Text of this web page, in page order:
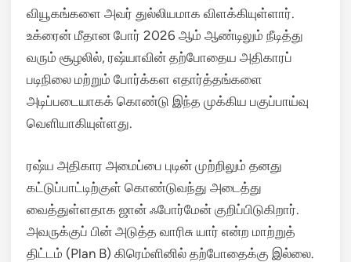
வியூகங்களை அவர் துல்லியமாக விளக்கியுள்ளார்.
உக்ரைன் மீதான போர் 2026 ஆம் ஆண்டிலும் நீடித்து
வரும் சூழலில், ரஷ்யாவின் தற்போதைய அதிகாரப்
படிநிலை மற்றும் போர்க்கள எதார்த்தங்களை
அடிப்படையாகக் கொண்டு இந்த முக்கிய பகுப்பாய்வு
வெளியாகியுள்ளது.
ரஷ்ய அதிகார அமைப்பை புடின் முற்றிலும் தனது
கட்டுப்பாட்டிற்குள் கொண்டுவந்து அடைத்து
வைத்துள்ளதாக ஜான் ஃபோர்மேன் குறிப்பிடுகிறார்.
அவருக்குப் பின் அடுத்த வாரிசு யார் என்ற மாற்றுத்
திட்டம் (Plan B) கிரெம்ளினில் தற்போதைக்கு இல்லை.